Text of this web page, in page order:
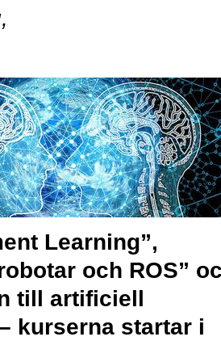
,
Learning”,
och ROS”
till artificiell
kurserna startar i